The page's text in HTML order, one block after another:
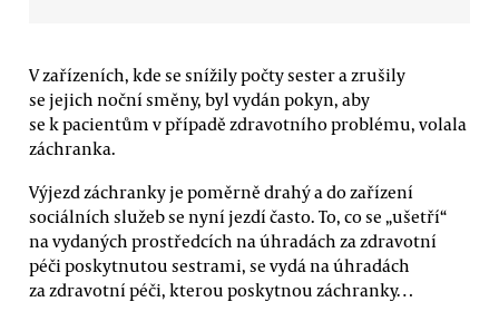
V zařízeních, kde se snížily počty sester a zrušily
se jejich noční směny, byl vydán pokyn, aby
se k pacientům v případě zdravotního problému, volala
záchranka.
Výjezd záchranky je poměrně drahý a do zařízení
sociálních služeb se nyní jezdí často. To, co se „ušetří“
na vydaných prostředcích na úhradách za zdravotní
péči poskytnutou sestrami, se vydá na úhradách
za zdravotní péči, kterou poskytnou záchranky…